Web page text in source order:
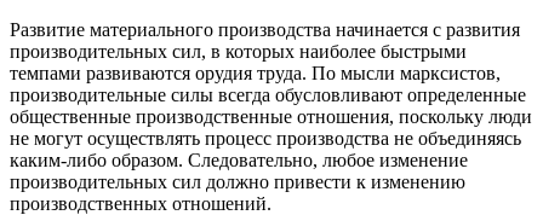
Развитие материального производства начинается с развития
производительных сил, в которых наиболее быстрыми
темпами развиваются орудия труда. По мысли марксистов,
производительные силы всегда обусловливают определенные
общественные производственные отношения, поскольку люди
не могут осуществлять процесс производства не объединяясь
каким-либо образом. Следовательно, любое изменение
производительных сил должно привести к изменению
производственных отношений.